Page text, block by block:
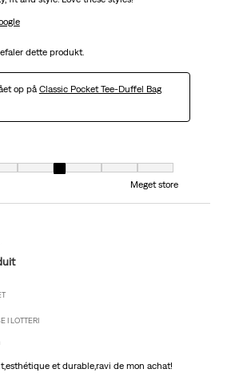
dette produkt.
op på Classic Pocket Tee-Duffel Bag
af 7, hvor 1 er lig med Meget små og 7 er lig med Meget
Meget store
I LOTTERI
et durable,ravi de mon achat!